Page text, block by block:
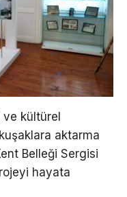
kültürel
aktarma
Belleği Sergisi
hayata